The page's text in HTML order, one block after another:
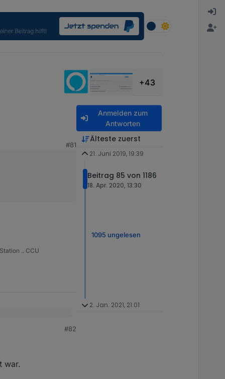
+43
#81
.. CCU
#82
war.
Anmelden zum
Antworten
Älteste zuerst
21. Juni 2019, 19:39
Beitrag 85 von 1186
18. Apr. 2020, 13:30
1095 ungelesen
2. Jan. 2021, 21:01